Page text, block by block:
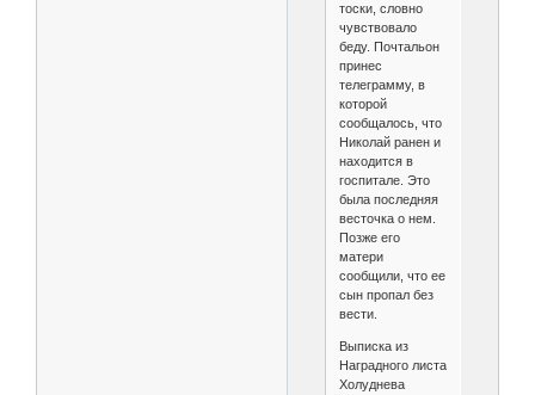
тоски, словно
чувствовало
беду. Почтальон
принес
телеграмму, в
которой
сообщалось, что
Николай ранен и
находится в
госпитале. Это
была последняя
весточка о нем.
Позже его
матери
сообщили, что ее
сын пропал без
вести.
Выписка из
Наградного листа
Холуднева